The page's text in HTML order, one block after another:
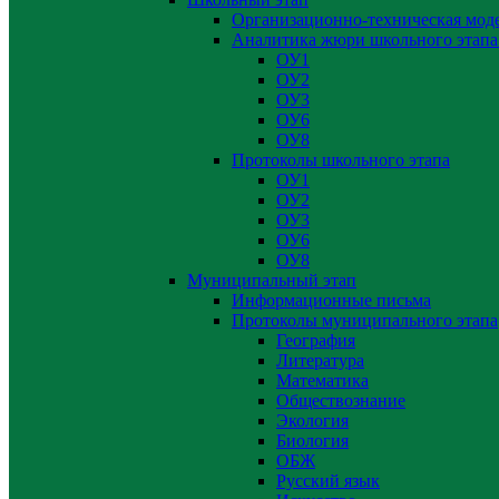
Организационно-техническая
Аналитика жюри школьного
ОУ1
ОУ2
ОУ3
ОУ6
ОУ8
Протоколы школьного этапа
ОУ1
ОУ2
ОУ3
ОУ6
ОУ8
Муниципальный этап
Информационные письма
Протоколы муниципального этапа
География
Литература
Математика
Обществознание
Экология
Биология
ОБЖ
Русский язык